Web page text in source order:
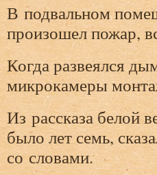
В подвальном
произошел пожар,
Когда развеялся
микрокамеры
Из рассказа белой
было лет семь,
со словами.